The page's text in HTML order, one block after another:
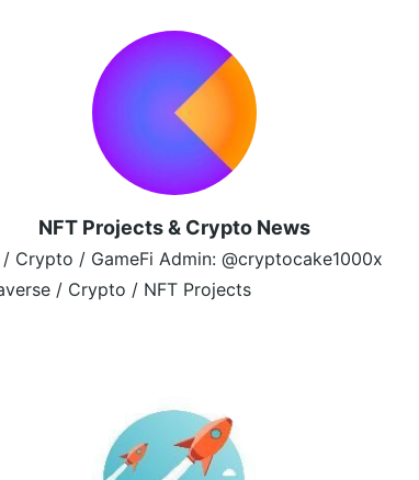
NFT Projects & Crypto News
/ Crypto / GameFi Admin: @cryptocake1000x
/ Crypto / NFT Projects